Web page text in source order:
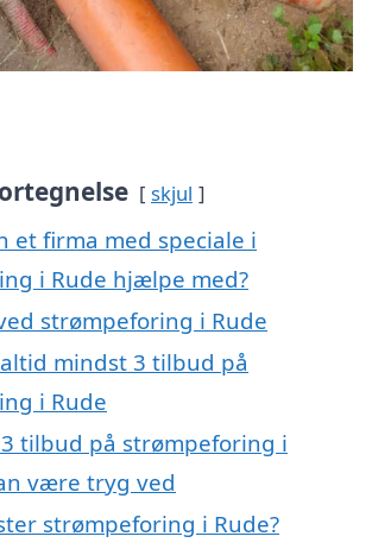
skjul
et firma med speciale i
i Rude hjælpe med?
strømpeforing i Rude
mindst 3 tilbud på
i Rude
tilbud på strømpeforing i
være tryg ved
strømpeforing i Rude?